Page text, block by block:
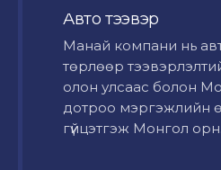
Авто тээвэр
Mанай компани нь
төрлөөр
олон улсаас болон
дотроо мэргэжлийн
гүйцэтгэж Монгол